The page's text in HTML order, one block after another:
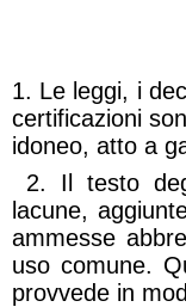
1. Le leggi, i
certificazioni
idoneo, atto a
2. Il testo
lacune,
ammesse
uso comune.
provvede in